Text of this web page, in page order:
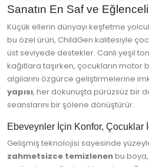
Sanatın En Saf ve
Küçük ellerin dünyayı keşfetme
bu özel ürün, ChildGen kalitesiyle
üst seviyede destekler. Canlı yeşil
kağıtlara taşırken, çocukların motor
algılarını özgürce geliştirmelerine
yapısı, her dokunuşta pürüzsüz bir
seanslarını bir şölene dönüştürür.
Ebeveynler İçin Konfor, Çocuklar
Gelişmiş teknolojisi sayesinde
zahmetsizce temizlenenbu boya,